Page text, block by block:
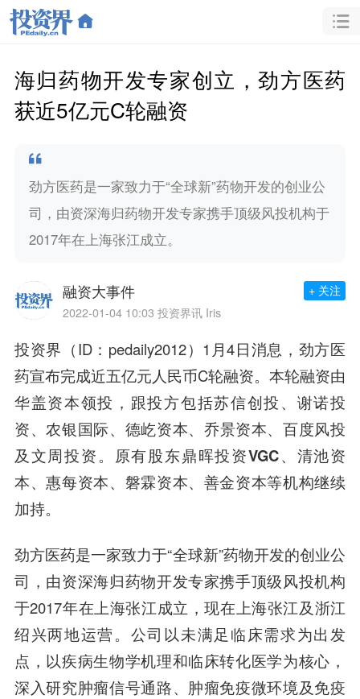
海归药物开发专家创立，劲方医药
获近5亿元C轮融资
劲方医药是一家致力于“全球新”药物开发的创业公
司，由资深海归药物开发专家携手顶级风投机构于
2017年在上海张江成立。
融资大事件
2022-01-04 10:03 投资界讯 Iris
+ 关注
投资界（ID：pedaily2012）1月4日消息，劲方医
药宣布完成近五亿元人民币C轮融资。本轮融资由
华盖资本领投，跟投方包括苏信创投、谢诺投
资、农银国际、德屹资本、 乔景资本、百度风投
及文周投资。原有股东鼎晖投资VGC、清池资
本、惠每资本、 磐霖资本、善金资本等机构继续
加持。
劲方医药是一家致力于“全球新”药物开发的创业公
司，由资深海归药物开发专家携手顶级风投机构
于2017年在上海张江成立，现在上海张江及浙江
绍兴两地运营。公司以未满足临床需求为出发
点，以疾病生物学机理和临床转化医学为核心，
深入研究肿瘤信号通路、肿瘤免疫微环境及免疫